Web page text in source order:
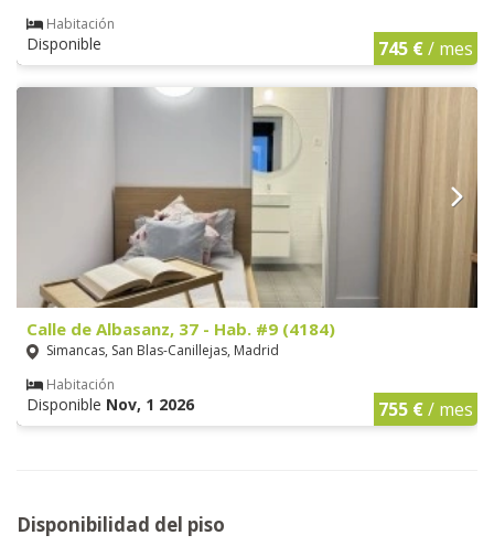
Habitación
Disponible 745 €/ mes
Calle de Albasanz, 37 - Hab. #9 (4184)
Simancas, San Blas-Canillejas, Madrid
Habitación
Disponible Nov, 1 2026 755 €/ mes
Disponibilidad del piso